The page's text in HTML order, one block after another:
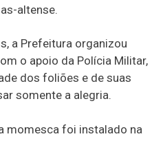
altense.
a Prefeitura organizou
o apoio da Polícia Militar,
dos foliões e de suas
somente a alegria.
momesca foi instalado na